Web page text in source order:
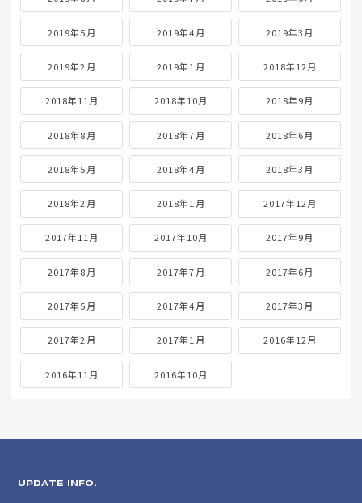
2019年5月 2019年4月 2019年3月
2019年2月 2019年1月 2018年12月
2018年11月 2018年10月 2018年9月
2018年8月 2018年7月 2018年6月
2018年5月 2018年4月 2018年3月
2018年2月 2018年1月 2017年12月
2017年11月 2017年10月 2017年9月
2017年8月 2017年7月 2017年6月
2017年5月 2017年4月 2017年3月
2017年2月 2017年1月 2016年12月
2016年11月 2016年10月
UPDATE INFO.